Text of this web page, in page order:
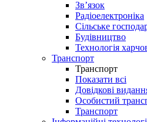
Зв’язок
Радіоелектроніка
Сільське
Будівництво
Технологія
Транспорт
Транспорт
Показати всі
Довідкові
Особистий
Транспорт